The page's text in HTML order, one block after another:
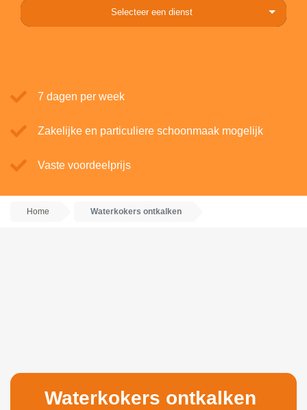
Selecteer een dienst
7 dagen per week
Zakelijke en particuliere schoonmaak mogelijk
Vaste voordeelprijs
Home Waterkokers ontkalken
Waterkokers ontkalken